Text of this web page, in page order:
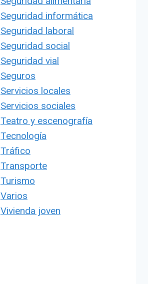
Seguridad informática
Seguridad laboral
Seguridad social
Seguridad vial
Seguros
Servicios locales
Servicios sociales
Teatro y escenografía
Tecnología
Tráfico
Transporte
Turismo
Varios
Vivienda joven